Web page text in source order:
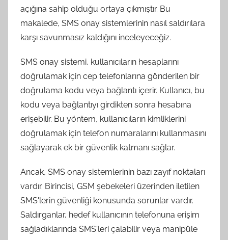
açığına sahip olduğu ortaya çıkmıştır. Bu
makalede, SMS onay sistemlerinin nasıl saldırılara
karşı savunmasız kaldığını inceleyeceğiz.
SMS onay sistemi, kullanıcıların hesaplarını
doğrulamak için cep telefonlarına gönderilen bir
doğrulama kodu veya bağlantı içerir. Kullanıcı, bu
kodu veya bağlantıyı girdikten sonra hesabına
erişebilir. Bu yöntem, kullanıcıların kimliklerini
doğrulamak için telefon numaralarını kullanmasını
sağlayarak ek bir güvenlik katmanı sağlar.
Ancak, SMS onay sistemlerinin bazı zayıf noktaları
vardır. Birincisi, GSM şebekeleri üzerinden iletilen
SMS'lerin güvenliği konusunda sorunlar vardır.
Saldırganlar, hedef kullanıcının telefonuna erişim
sağladıklarında SMS'leri çalabilir veya manipüle